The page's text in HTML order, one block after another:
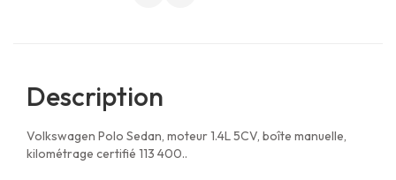
Description
Volkswagen Polo Sedan, moteur 1.4L 5CV, boîte manuelle,
kilométrage certifié 113 400..